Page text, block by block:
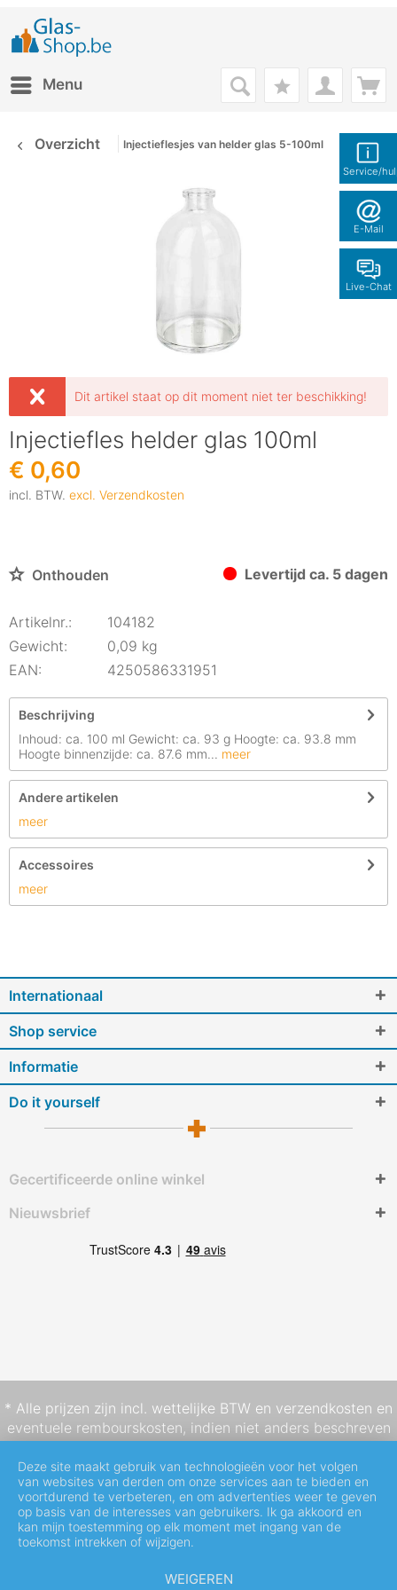
Service/
E-Mail
Live-Chat
Menu
Overzicht Injectieflesjes van helder glas 5-100ml
Dit artikel staat op dit moment niet ter beschikking!
Injectiefles helder glas 100ml
€ 0,60
incl. BTW. excl. Verzendkosten
Onthouden Levertijd ca. 5 dagen
Artikelnr.:
104182
Gewicht:
0,09 kg
EAN:
4250586331951
Beschrijving
Inhoud: ca. 100 ml Gewicht: ca. 93 g Hoogte: ca. 93.8 mm
Hoogte binnenzijde: ca. 87.6 mm... meer
Andere artikelen
meer
Accessoires
meer
Internationaal
Shop service
Informatie
Do it yourself
Gecertificeerde online winkel
Nieuwsbrief
* Alle prijzen zijn incl. wettelijke BTW en verzendkosten en
eventuele rembourskosten, indien niet anders beschreven
Deze site maakt gebruik van technologieën voor het volgen
van websites van derden om onze services aan te bieden en
voortdurend te verbeteren, en om advertenties weer te geven
op basis van de interesses van gebruikers. Ik ga akkoord en
kan mijn toestemming op elk moment met ingang van de
toekomst intrekken of wijzigen.
WEIGEREN